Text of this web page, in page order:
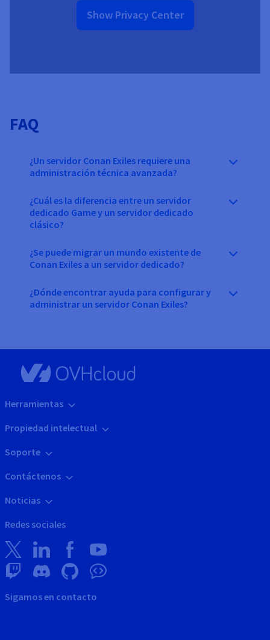
Show Privacy Center
FAQ
¿Un servidor Conan Exiles requiere una
administración técnica avanzada?
¿Cuál es la diferencia entre un servidor
dedicado Game y un servidor dedicado
clásico?
¿Se puede migrar un mundo existente de
Conan Exiles a un servidor dedicado?
¿Dónde encontrar ayuda para configurar y
administrar un servidor Conan Exiles?
Herramientas
Propiedad intelectual
Soporte
Contáctenos
Noticias
Redes sociales
Sigamos en contacto